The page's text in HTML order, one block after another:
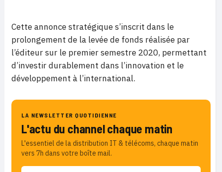
Cette annonce stratégique s’inscrit dans le
prolongement de la levée de fonds réalisée par
l’éditeur sur le premier semestre 2020, permettant
d’investir durablement dans l’innovation et le
développement à l’international.
LA NEWSLETTER QUOTIDIENNE
L'actu du channel chaque matin
L'essentiel de la distribution IT & télécoms, chaque matin
vers 7h dans votre boîte mail.